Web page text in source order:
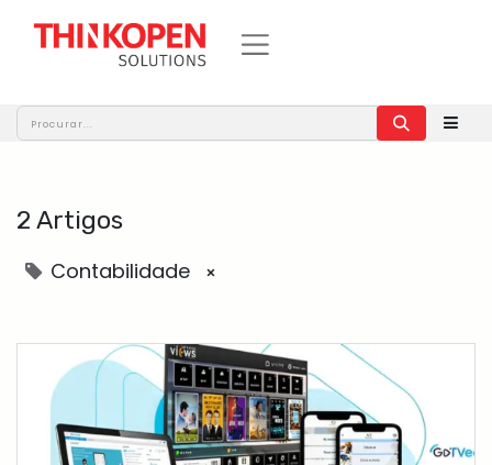
2 Artigos
Contabilidade ×